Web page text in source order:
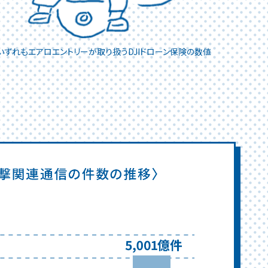
れもエアロエントリーが取り扱うDJIドローン保険の数値